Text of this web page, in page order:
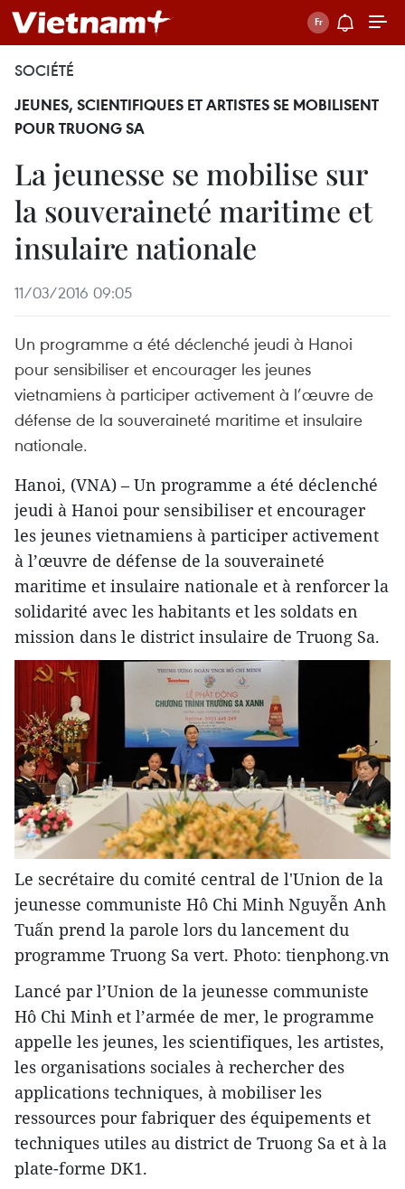
SOCIÉTÉ
JEUNES, SCIENTIFIQUES ET ARTISTES SE MOBILISENT
POUR TRUONG SA
La jeunesse se mobilise sur
la souveraineté maritime et
insulaire nationale
11/03/2016 09:05
Un programme a été déclenché jeudi à Hanoi
pour sensibiliser et encourager les jeunes
vietnamiens à participer activement à l’œuvre de
défense de la souveraineté maritime et insulaire
nationale.
Hanoi, (VNA) – Un programme a été déclenché
jeudi à Hanoi pour sensibiliser et encourager
les jeunes vietnamiens à participer activement
à l’œuvre de défense de la souveraineté
maritime et insulaire nationale et à renforcer la
solidarité avec les habitants et les soldats en
mission dans le district insulaire de Truong Sa.
Le secrétaire du comité central de l'Union de la
jeunesse communiste Hô Chi Minh Nguyễn Anh
Tuấn prend la parole lors du lancement du
programme Truong Sa vert. Photo: tienphong.vn
Lancé par l’Union de la jeunesse communiste
Hô Chi Minh et l’armée de mer, le programme
appelle les jeunes, les scientifiques, les artistes,
les organisations sociales à rechercher des
applications techniques, à mobiliser les
ressources pour fabriquer des équipements et
techniques utiles au district de Truong Sa et à la
plate-forme DK1.